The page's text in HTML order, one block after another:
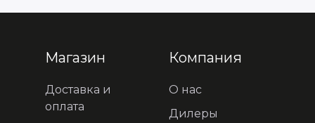
Магазин
Доставка и
оплата
Компания
О нас
Дилеры